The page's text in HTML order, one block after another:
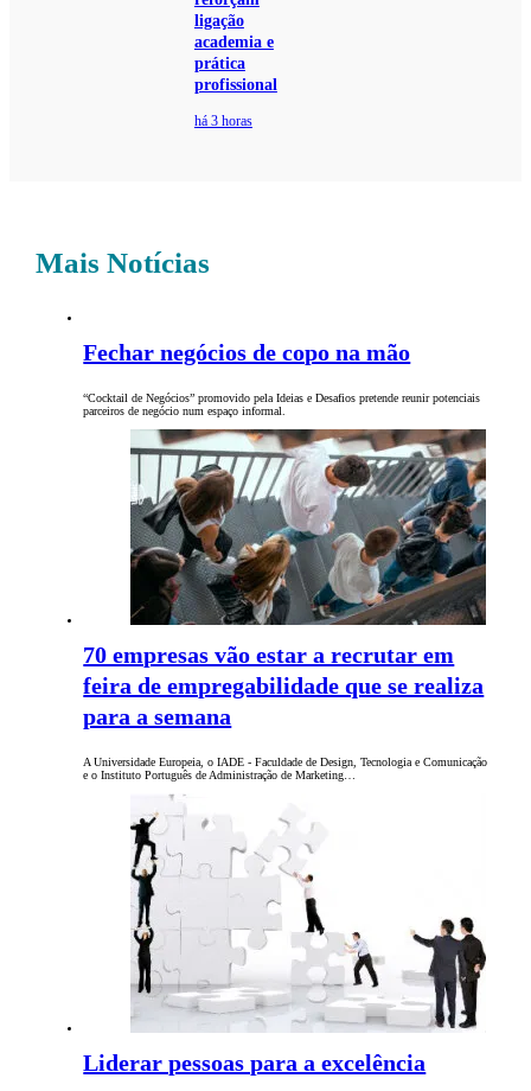
ligação
academia e
prática
profissional
há 3 horas
Mais Notícias
Fechar negócios de copo na mão
“Cocktail de Negócios” promovido pela Ideias e Desafios pretende reunir potenciais
parceiros de negócio num espaço informal.
70 empresas vão estar a recrutar em
feira de empregabilidade que se realiza
para a semana
A Universidade Europeia, o IADE - Faculdade de Design, Tecnologia e Comunicação
e o Instituto Português de Administração de Marketing…
Liderar pessoas para a excelência